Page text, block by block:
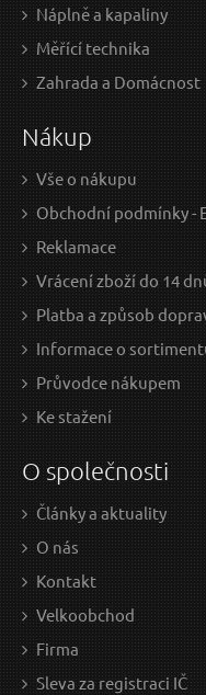
Náplně a kapaliny
Měřící technika
Zahrada a Domácnost
Nákup
Vše o nákupu
Obchodní podmínky -
Reklamace
Vrácení zboží do 14
Platba a způsob
Informace o
Průvodce nákupem
Ke stažení
O společnosti
Články a aktuality
O nás
Kontakt
Velkoobchod
Firma
Sleva za registraci IČ